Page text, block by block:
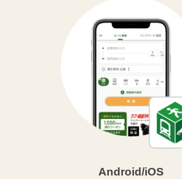
Android/iOS